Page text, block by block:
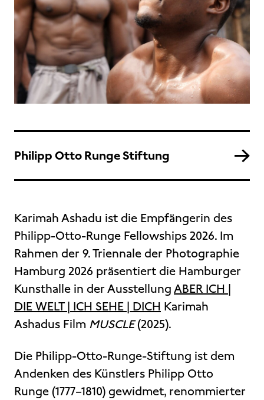
Philipp Otto Runge Stiftung
Karimah Ashadu ist die Empfängerin des
Philipp-Otto-Runge Fellowships 2026. Im
Rahmen der 9. Triennale der Photographie
Hamburg 2026 präsentiert die Hamburger
Kunsthalle in der AusstellungABER ICH |
DIE WELT | ICH SEHE | DICH Karimah
Ashadus Film MUSCLE(2025).
Die Philipp-Otto-Runge-Stiftung ist dem
Andenken des Künstlers Philipp Otto
Runge (1777–1810) gewidmet, renommierter